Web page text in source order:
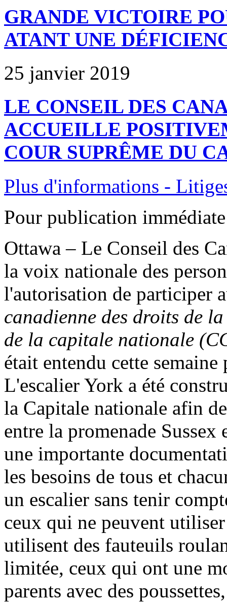
GRANDE VICTOIRE
ATANT UNE
25 janvier 2019
LE CONSEIL DES
ACCUEILLE
COUR SUPRÊME DU
Plus d'informations -
Pour publication
Ottawa – Le Conseil des
la voix nationale des
l'autorisation de participer
canadienne des droits de
de la capitale nationale
était entendu cette
L'escalier York a été
la Capitale nationale afin
entre la promenade
une importante
les besoins de tous et
un escalier sans tenir
ceux qui ne peuvent
utilisent des fauteuils
limitée, ceux qui ont une
parents avec des